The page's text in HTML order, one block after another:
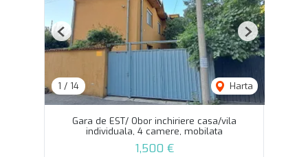
1 / 14 Harta
Previous Next
Gara de EST/ Obor inchiriere casa/vila
individuala, 4 camere, mobilata
1,500 €